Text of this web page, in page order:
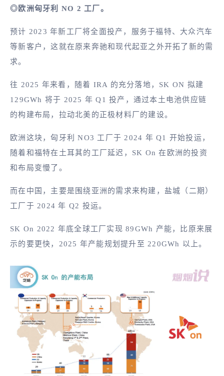
◎欧洲匈牙利 NO 2 工厂。
预计 2023 年新工厂将全面投产，服务于福特、大众汽车
等新客户，这就在原来奔驰和现代起亚之外开拓了新的需
求。
往 2025 年来看，随着 IRA 的充分落地，SK ON 拟建
129GWh 将于 2025 年 Q1 投产，通过本土电池供应链
的构建布局，拉动北美的正极材料厂的建设。
欧洲这块，匈牙利 NO3 工厂于 2024 年 Q1 开始投运，
随着和福特在土耳其的工厂延迟，SK On 在欧洲的投资
和布局变慢了。
而在中国，主要是围绕亚洲的需求来构建，盐城（二期）
工厂于 2024 年 Q2 投运。
SK On 2022 年底全球工厂实现 89GWh 产能，比原来展
示的要更快，2025 年产能规划提升至 220GWh 以上。